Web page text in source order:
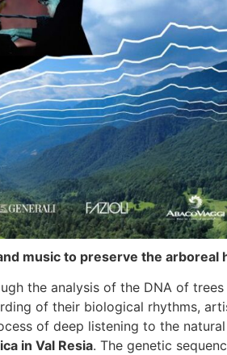
music to preserve the arboreal
the analysis of the DNA of
of their biological rhythms,
of deep listening to the
in Val Resia. The genetic